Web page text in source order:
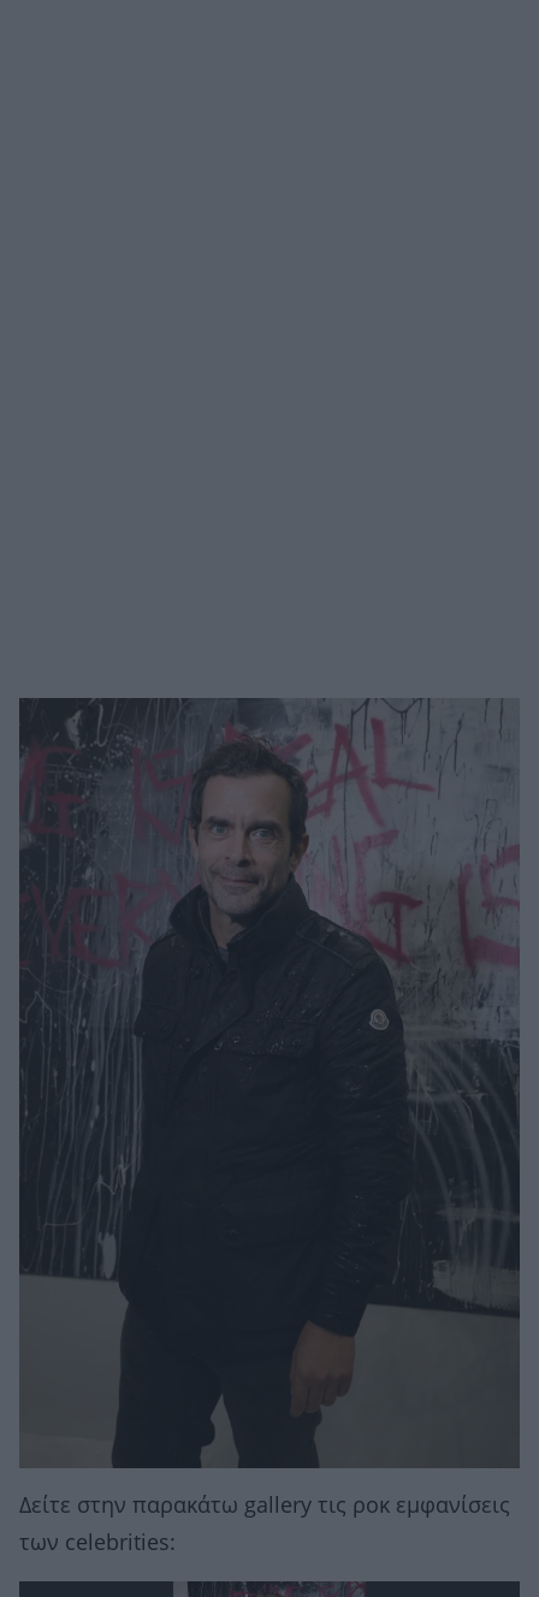
Δείτε στην παρακάτω gallery τις ροκ εμφανίσεις
των celebrities: